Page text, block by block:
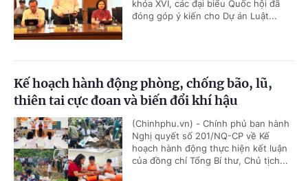
khóa XVI, các đại biểu Quốc hội đã
đóng góp ý kiến cho Dự án Luật...
Kế hoạch hành động phòng, chống bão, lũ,
thiên tai cực đoan và biến đổi khí hậu
(Chinhphu.vn) - Chính phủ ban hành
Nghị quyết số 201/NQ-CP về Kế
hoạch hành động thực hiện kết luận
của đồng chí Tổng Bí thư, Chủ tịch...